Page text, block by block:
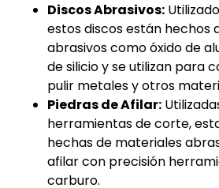
Discos Abrasivos:
estos discos están hechos
abrasivos como óxido de
de silicio y se utilizan para
pulir metales y otros
Piedras de Afilar:
herramientas de corte,
hechas de materiales
afilar con precisión
carburo.